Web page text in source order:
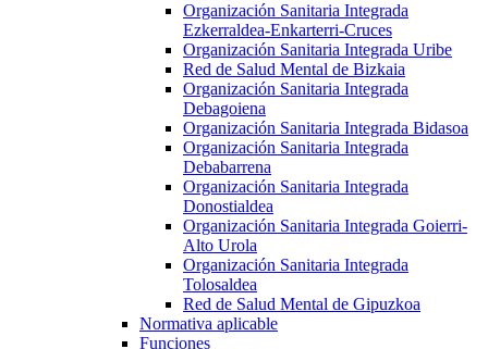
Organización Sanitaria Integrada
Ezkerraldea-Enkarterri-Cruces
Organización Sanitaria Integrada Uribe
Red de Salud Mental de Bizkaia
Organización Sanitaria Integrada
Debagoiena
Organización Sanitaria Integrada Bidasoa
Organización Sanitaria Integrada
Debabarrena
Organización Sanitaria Integrada
Donostialdea
Organización Sanitaria Integrada Goierri-
Alto Urola
Organización Sanitaria Integrada
Tolosaldea
Red de Salud Mental de Gipuzkoa
Normativa aplicable
Funciones